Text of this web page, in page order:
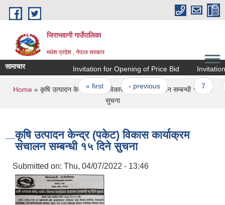
Skip to main content
जिराभवानी गाउँपालिका
मधेश प्रदेश , नेपाल सरकार
सामाचार Invitation for Opening of Price Bid Invitation
Pages
« first ‹ previous … 7
You are here
Home » कृषि उत्पादन केन्द्र (पकेट) विकास कार्याक्रम संचालन सम्बन्धी १५ दिने
सुचना
कृषि उत्पादन केन्द्र (पकेट) विकास कार्याक्रम
संचालन सम्बन्धी १५ दिने सुचना
Submitted on: Thu, 04/07/2022 - 13:46